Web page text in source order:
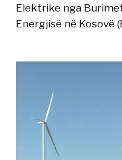
Elektrike nga
Energjisë në Kosovë